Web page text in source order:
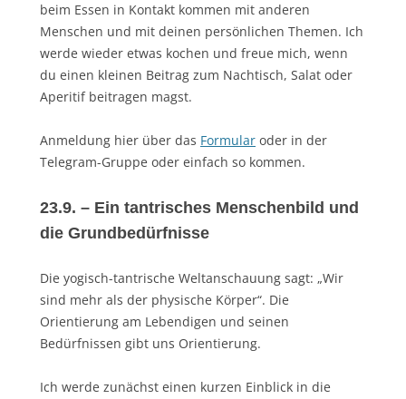
beim Essen in Kontakt kommen mit anderen
Menschen und mit deinen persönlichen Themen. Ich
werde wieder etwas kochen und freue mich, wenn
du einen kleinen Beitrag zum Nachtisch, Salat oder
Aperitif beitragen magst.
Anmeldung hier über das Formular oder in der
Telegram-Gruppe oder einfach so kommen.
23.9. – Ein tantrisches Menschenbild und
die Grundbedürfnisse
Die yogisch-tantrische Weltanschauung sagt: „Wir
sind mehr als der physische Körper“. Die
Orientierung am Lebendigen und seinen
Bedürfnissen gibt uns Orientierung.
Ich werde zunächst einen kurzen Einblick in die